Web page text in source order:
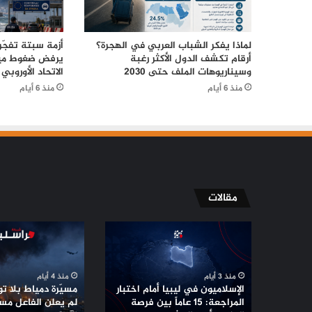
لماذا يفكر الشباب العربي في الهجرة؟
أرقام تكشف الدول الأكثر رغبة
وسيناريوهات الملف حتى 2030
منذ 6 أيام
أزمة سبتة
يرفض ضغوط
الاتحاد الأوروبي
منذ 6 أيام
مقالات
الإسلاميون
ليبيا
أمام
اختبار
المراجعة:
منذ 3 أيام
الإسلاميون في ليبيا أمام اختبار
المراجعة: 15 عاماً بين فرصة
مسيّرة
دمياط
بلا
توقيع
لماذا
منذ 4 أيام
مسيّرة دمياط بلا
لم يعلن الفاعل